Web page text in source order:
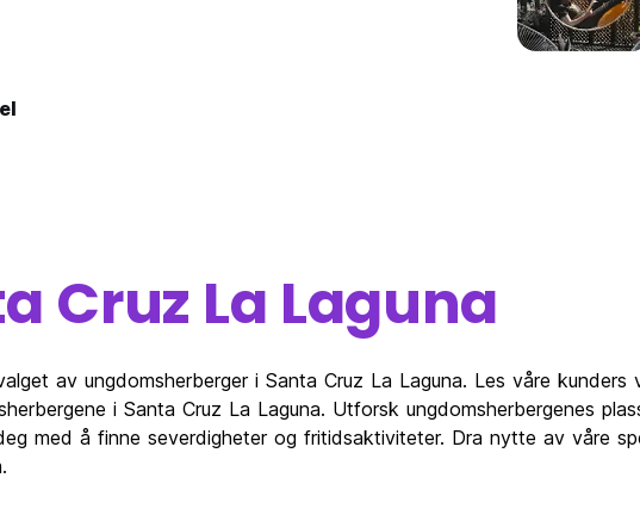
Cruz La Laguna
av ungdomsherberger i Santa Cruz La Laguna. Les våre
i Santa Cruz La Laguna. Utforsk ungdomsherbergenes
med å finne severdigheter og fritidsaktiviteter. Dra nytte av våre